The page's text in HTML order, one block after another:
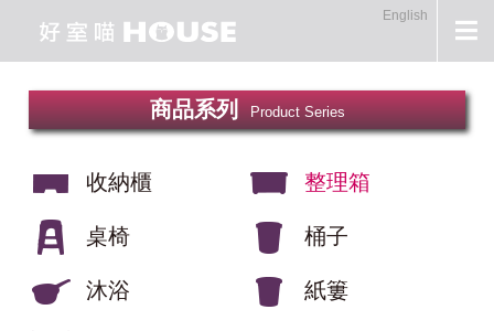
English
商品系列 Product Series
收納櫃 整理箱
桌椅 桶子
沐浴 紙簍